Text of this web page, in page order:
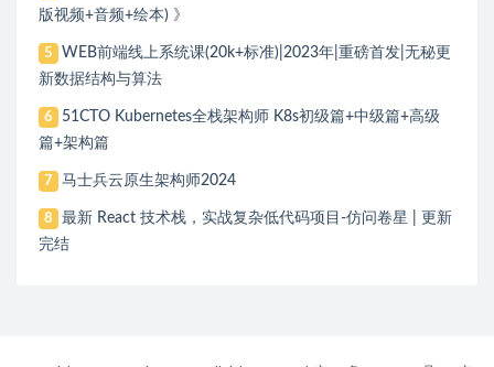
版视频+音频+绘本) 》
5
WEB前端线上系统课(20k+标准)|2023年|重磅首发|无秘更
新数据结构与算法
6
51CTO Kubernetes全栈架构师 K8s初级篇+中级篇+高级
篇+架构篇
7 马士兵云原生架构师2024
8
最新 React 技术栈，实战复杂低代码项目-仿问卷星 | 更新
完结